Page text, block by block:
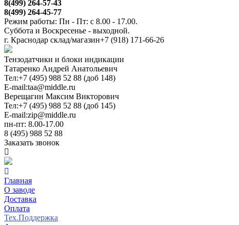
8(499) 264-57-43
8(499) 264-45-77
Режим работы: Пн - Пт: с 8.00 - 17.00.
Суббота и Воскресенье - выходной.
г. Краснодар склад/магазин+7 (918) 171-66-26
Тензодатчики и блоки индикации
Татаренко Андрей Анатольевич
Тел:+7 (495) 988 52 88 (доб 148)
E-mail:taa@middle.ru
Верещагин Максим Викторович
Тел:+7 (495) 988 52 88 (доб 145)
E-mail:zip@middle.ru
пн-пт: 8.00-17.00
8 (495) 988 52 88
Заказать звонок
Главная
О заводе
Доставка
Оплата
Тех.Поддержка